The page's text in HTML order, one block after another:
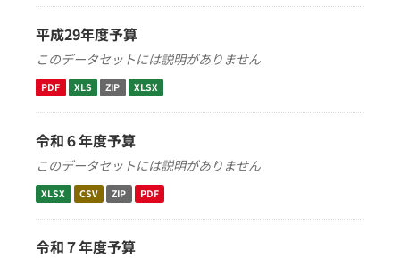
平成29年度予算
このデータセットには説明がありません
PDF XLS ZIP XLSX
令和６年度予算
このデータセットには説明がありません
XLSX CSV ZIP PDF
令和７年度予算